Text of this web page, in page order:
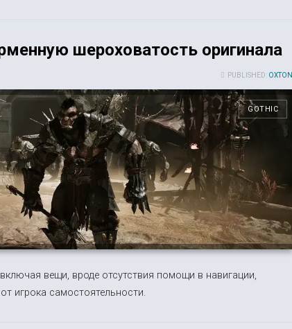
шероховатость оригинала
PUBLISHED: OXTON
GOTHIC
вещи, вроде отсутствия помощи в навигации,
игрока самостоятельности.